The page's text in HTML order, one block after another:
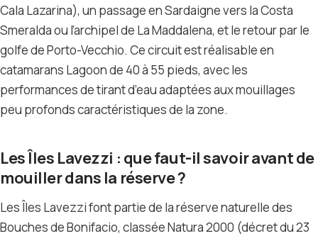
Cala Lazarina), un passage en Sardaigne vers la Costa
Smeralda ou l’archipel de La Maddalena, et le retour par le
golfe de Porto-Vecchio. Ce circuit est réalisable en
catamarans Lagoon de 40 à 55 pieds, avec les
performances de tirant d’eau adaptées aux mouillages
peu profonds caractéristiques de la zone.
Les Îles Lavezzi : que faut-il savoir avant de
mouiller dans la réserve ?
Les Îles Lavezzi font partie de la réserve naturelle des
Bouches de Bonifacio, classée Natura 2000 (décret du 23